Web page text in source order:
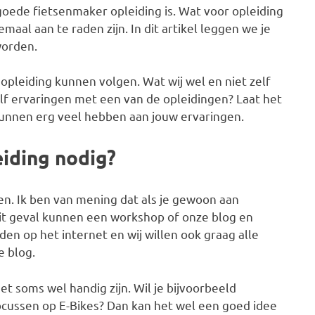
fietsenmaker opleiding is. Wat voor opleiding
aan te raden zijn. In dit artikel leggen we je
kunnen volgen. Wat wij wel en niet zelf
ervaringen met een van de opleidingen? Laat het
erg veel hebben aan jouw ervaringen.
nodig?
Ik ben van mening dat als je gewoon aan
kunnen een workshop of onze blog en
op het internet en wij willen ook graag alle
blog.
soms wel handig zijn. Wil je bijvoorbeeld
op E-Bikes? Dan kan het wel een goed idee